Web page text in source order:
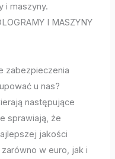
i maszyny.
I MASZYNY
zabezpieczenia
u nas?
następujące
sprawiają, że
jakości
w euro, jak i